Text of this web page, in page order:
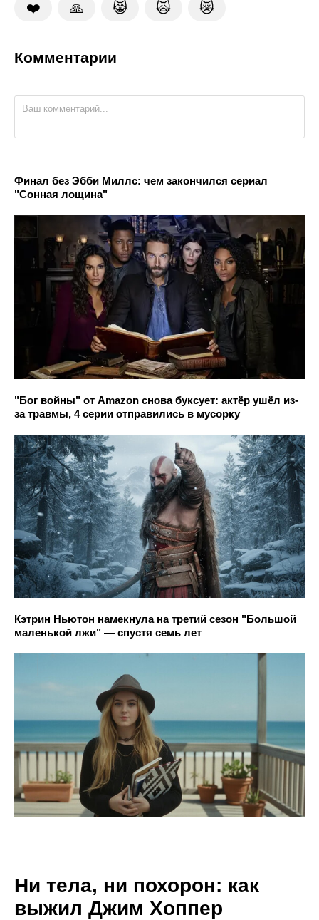
❤️ 🙏 😹 🙀 😿
Комментарии
Финал без Эбби Миллс: чем закончился сериал
"Сонная лощина"
"Бог войны" от Amazon снова буксует: актёр ушёл из-
за травмы, 4 серии отправились в мусорку
Кэтрин Ньютон намекнула на третий сезон "Большой
маленькой лжи" — спустя семь лет
Ни тела, ни похорон: как
выжил Джим Хоппер